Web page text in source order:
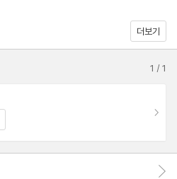
더보기
1 /1